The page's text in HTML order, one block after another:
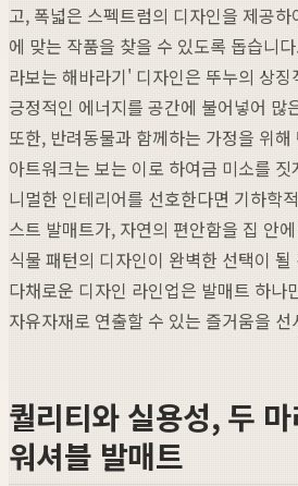
고, 폭넓은 스펙트럼의 디자인을 제공
에 맞는 작품을 찾을 수 있도록 돕습니
라보는 해바라기' 디자인은 뚜누의 상
긍정적인 에너지를 공간에 불어넣어 많
또한, 반려동물과 함께하는 가정을 위
아트워크는 보는 이로 하여금 미소를
니멀한 인테리어를 선호한다면 기하학
스트 발매트가, 자연의 편안함을 집 안
식물 패턴의 디자인이 완벽한 선택이
다채로운 디자인 라인업은 발매트 하나
자유자재로 연출할 수 있는 즐거움을 선
퀄리티와 실용성, 두
워셔블 발매트